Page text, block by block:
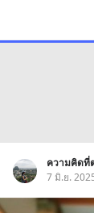
ความคิดที่
7 มิ.ย.